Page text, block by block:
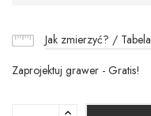
Jak zmierzyć? /
Zaprojektuj grawer - Gratis!